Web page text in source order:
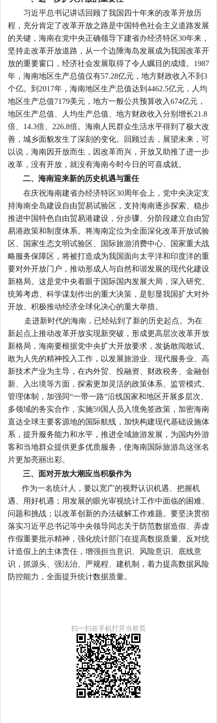
习近平总书记讲话回顾了我国四十年来的改革开放历
程，充分肯定了改革开放之路是中国特色社会主义道路发展
的关键，海南在党中央正确领导下建省办经济特区30年来，
坚持走改革开放道路，从一个边陲海岛发展成为我国改革开
放的重要窗口，经济社会发展取得了令人瞩目的成绩。 1987
年，海南地区生产总值仅有57.28亿元，地方财政收入不到 3
个亿。到 2017年，海南地区生产总值达到 4462.5亿元，人均
地区生产总值7179美元，地方一般公共预算收入674亿元，
地区生产总值、人均生产总值、地方财政收入分别增长21.8
倍、 14.3倍、 226.8倍。海南人民群众生活水平得到了极大改
善，城乡面貌发生了深刻的变化。回顾过去，展望未来，可
以说，海南因开放而生，因改革而兴，开放又助推了进一步
改革，没有开放，就没有海南今时今日的可喜成就。
二、海南迎来新的历史机遇与重任
在庆祝海南建省办经济特区30周年会上，党中央决定支
持海南全岛建设自由贸易试验区，支持海南逐步探索、稳步
推进中国特色自由贸易港建设，分步骤、分阶段建立自由贸
易港政策和制度体系。将海南定位为全面深化改革开放试验
区、国家生态文明试验区、国际旅游消费中心、国家重大战
略服务保障区，将被打造成为我国面向太平洋和印度洋的重
要对外开放门户，推动形成人与自然和谐发展的现代化建设
新格局。这是党中央着眼于国际国内发展大局，深入研究、
统筹考虑、科学谋划作出的重大决策，是彰显我国扩大对外
开放、积极推动经济全球化决心的重大举措。
走进新时代的海南，已经站到了新的历史起点。为在
新起点上推动改革开放实现新突破，形成更高层次改革开放
新格局，海南要根据党中央扩大开放要求，发扬敢闯敢试、
敢为人先的精神投入工作，以发展旅游业、现代服务业、高
新技术产业为主导，在内外贸、投融资、财政税务、金融创
新、入出境等方面，探索更加灵活的政策体系、监管模式、
管理体制，加强同“一带一路”沿线国家和地区开展多层次、
多领域的务实合作，实施59国人员入境免签政策，加密海南
直达全球主要客源地的国际航线，加快构建现代基础设施体
系，提升服务能力和水平，推进全域旅游发展，为国内外游
客和当地群众提供更多优质服务，使海南国际旅游岛这张名
片更加亮丽出彩。
三、面对开放大潮应当积极作为
作为一名统计人，要以宽广的视野认识机遇、把握机
遇、用好机遇；用发展的眼光审视统计工作中面临的困难、
问题和挑战；以改革创新的办法破解工作难题。要坚决贯彻
落实习近平总书记等中央领导同志关于防范数据造假、弄虚
作假重要批示精神，强化统计部门在提高数据质量、反对统
计造假上的主体责任，增强担当意识、风险意识、底线意
识，抓源头、强法治、严规程、建机制，着力提高数据风险
防控能力，全面提升统计数据质量。
扫一扫在手机打开当前页